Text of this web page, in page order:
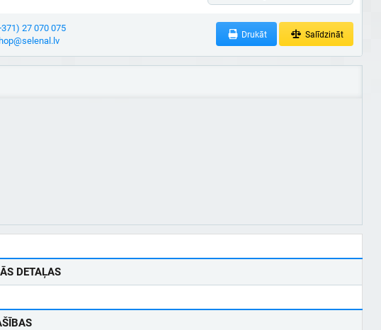
27 070 075
Drukāt Salīdzināt
DETAĻAS